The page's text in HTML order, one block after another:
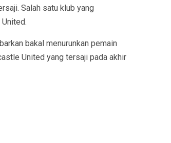
Salah satu klub yang
bakal menurunkan pemain
United yang tersaji pada akhir